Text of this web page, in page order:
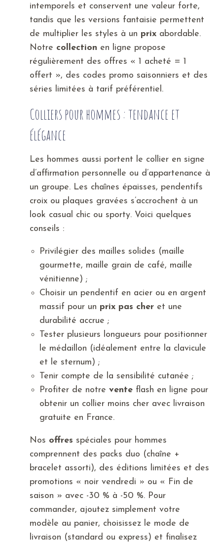
intemporels et conservent une valeur forte,
tandis que les versions fantaisie permettent
de multiplier les styles à un prix abordable.
Notre collection en ligne propose
régulièrement des offres « 1 acheté = 1
offert », des codes promo saisonniers et des
séries limitées à tarif préférentiel.
Colliers pour hommes : tendance et
élégance
Les hommes aussi portent le collier en signe
d’affirmation personnelle ou d’appartenance à
un groupe. Les chaînes épaisses, pendentifs
croix ou plaques gravées s’accrochent à un
look casual chic ou sporty. Voici quelques
conseils :
Privilégier des mailles solides (maille
gourmette, maille grain de café, maille
vénitienne) ;
Choisir un pendentif en acier ou en argent
massif pour un prix pas cher et une
durabilité accrue ;
Tester plusieurs longueurs pour positionner
le médaillon (idéalement entre la clavicule
et le sternum) ;
Tenir compte de la sensibilité cutanée ;
Profiter de notre vente flash en ligne pour
obtenir un collier moins cher avec livraison
gratuite en France.
Nos offres spéciales pour hommes
comprennent des packs duo (chaîne +
bracelet assorti), des éditions limitées et des
promotions « noir vendredi » ou « Fin de
saison » avec -30 % à -50 %. Pour
commander, ajoutez simplement votre
modèle au panier, choisissez le mode de
livraison (standard ou express) et finalisez